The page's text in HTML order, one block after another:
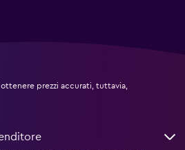
prezzi accurati, tuttavia,